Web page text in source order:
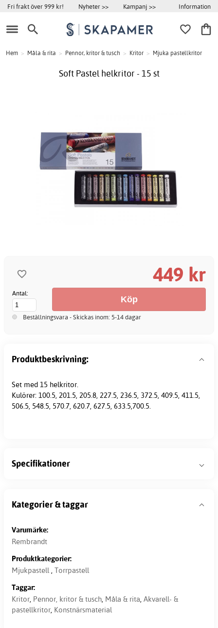
Fri frakt över 999 kr! Nyheter >> Kampanj >> Information
Hem > Måla & rita > Pennor, kritor & tusch > Kritor > Mjuka pastellkritor
Soft Pastel helkritor - 15 st
449 kr
Antal:
Beställningsvara - Skickas inom: 5-14 dagar
Produktbeskrivning:
Set med 15 helkritor.
Kulörer: 100.5, 201.5, 205.8, 227.5, 236.5, 372.5, 409.5, 411.5,
506.5, 548.5, 570.7, 620.7, 627.5, 633.5,700.5.
Specifikationer
Kategorier & taggar
Varumärke:
Rembrandt
Produktkategorier:
Mjukpastell , Torrpastell
Taggar:
Kritor, Pennor, kritor & tusch, Måla & rita, Akvarell- &
pastellkritor, Konstnärsmaterial